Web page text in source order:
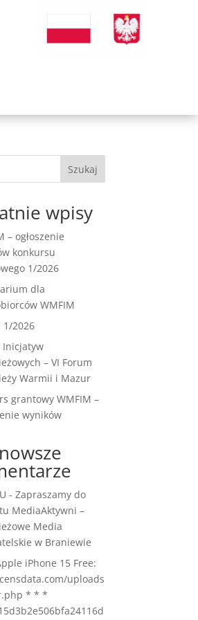
Szukaj
wpisy
– ogłoszenie
konkursu
1/2026
dla
WMFIM
1/2026
Inicjatyw
– VI Forum
Warmii i Mazur
grantowy WMFIM –
wyników
-Zapraszamy do
MediaAktywni –
Media
w Braniewie
iPhone 15 Free:
uploads
* * *